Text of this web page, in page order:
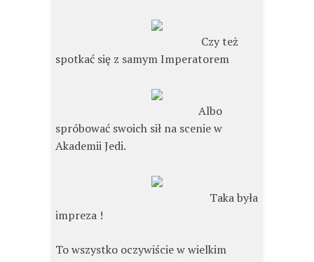
Czy też
spotkać się z samym Imperatorem
Albo
spróbować swoich sił na scenie w
Akademii Jedi.
Taka była
impreza !
To wszystko oczywiście w wielkim